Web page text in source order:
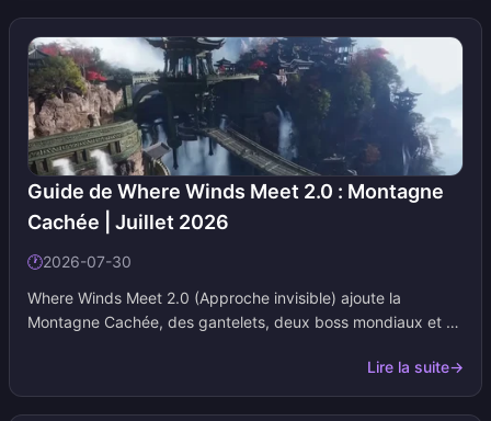
déblocage, les événements et les rotations de boss
changent, alors ajoutez-la à vos favoris et consultez-la
après chaque semaine de mise à jour.
Guide de Where Winds Meet 2.0 : Montagne
Cachée | Juillet 2026
🕐2026-07-30
Where Winds Meet 2.0 (Approche invisible) ajoute la
Montagne Cachée, des gantelets, deux boss mondiaux et un
conserve la même URL. Nous mettons à jour les tableaux
lorsque NetEase modifie les dates ou les codes.
Lire la suite→